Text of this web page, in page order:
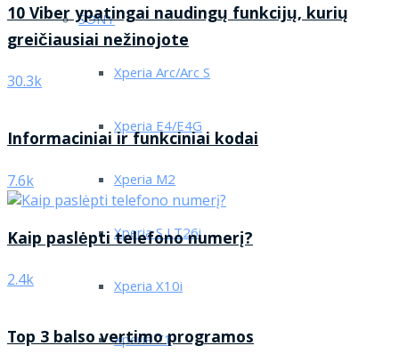
SONY
Xperia Arc/Arc S
Xperia E4/E4G
Xperia M2
Xperia S LT26i
Xperia X10i
Xperia Z1
10 Viber ypatingai naudingų funkcijų, kurių
greičiausiai nežinojote
30.3k
Informaciniai ir funkciniai kodai
7.6k
Kaip paslėpti telefono numerį?
2.4k
Top 3 balso vertimo programos